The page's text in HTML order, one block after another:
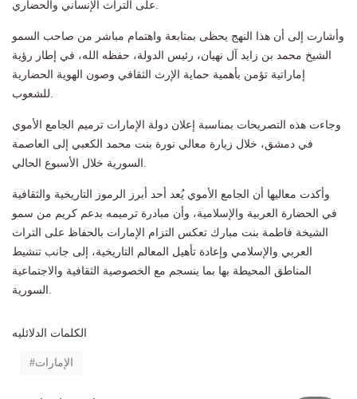
وأشارت إلى أن هذا النهج يحظى بمتابعة واهتمام مباشر من صاحب السمو
الشيخ محمد بن زايد آل نهيان، رئيس الدولة، حفظه الله، في إطار رؤية
إماراتية تؤمن بأهمية حماية الإرث الثقافي وصون الهوية الحضارية
وجاءت هذه التصريحات بمناسبة إعلان دولة الإمارات ترميم الجامع الأموي
في دمشق، خلال زيارة معالي نورة بنت محمد الكعبي إلى العاصمة
وأكدت معاليها أن الجامع الأموي يُعد أحد أبرز الرموز التاريخية والثقافية
في الحضارة العربية والإسلامية، وأن مبادرة ترميمه بدعم كريم من سمو
الشيخة فاطمة بنت مبارك تعكس التزام الإمارات بالحفاظ على التراث
العربي والإسلامي وإعادة تأهيل المعالم التاريخية، إلى جانب تنشيط
المناطق المحيطة بها بما ينسجم مع الخصوصية الثقافية والاجتماعية
الكلمات الدلائليه
الإمارات